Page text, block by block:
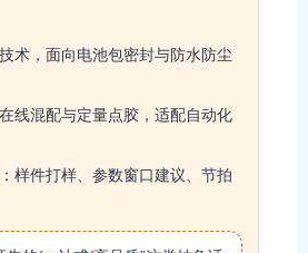
术，面向电池包密封与防水防尘
线混配与定量点胶，适配自动化
样件打样、参数窗口建议、节拍